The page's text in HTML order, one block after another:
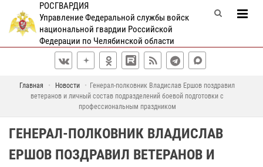
РОСГВАРДИЯ
Управление Федеральной службы войск
национальной гвардии Российской
Федерации по Челябинской области
Главная Новости
Генерал-полковник Владислав Ершов поздравил
ветеранов и личный состав подразделений боевой подготовки с
профессиональным праздником
ГЕНЕРАЛ-ПОЛКОВНИК ВЛАДИСЛАВ
ЕРШОВ ПОЗДРАВИЛ ВЕТЕРАНОВ И